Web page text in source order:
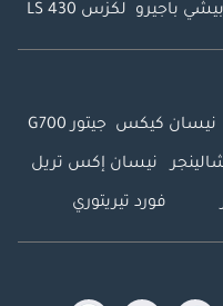
باجيرو لكزس LS 430
نيسان كيكس جيتور G700
نيسان إكس تريل
فورد تيريتوري